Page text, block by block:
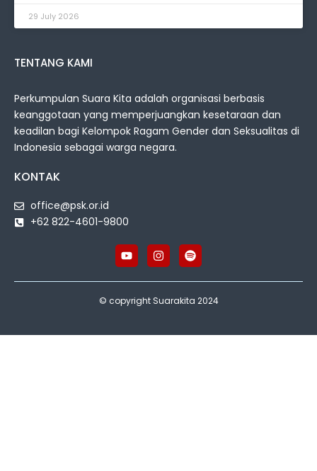
29 July 2026
TENTANG KAMI
Perkumpulan Suara Kita adalah organisasi berbasis
keanggotaan yang memperjuangkan kesetaraan dan
keadilan bagi Kelompok Ragam Gender dan Seksualitas di
Indonesia sebagai warga negara.
KONTAK
office@psk.or.id
+62 822-4601-9800
© copyright Suarakita 2024